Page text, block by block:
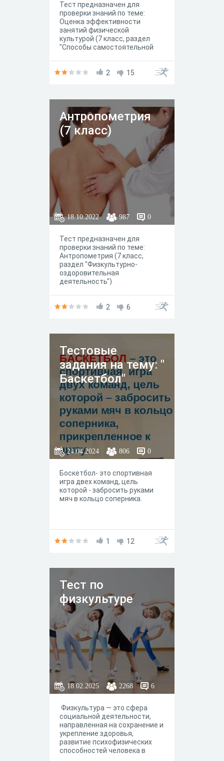
Тест предназначен для
проверки знаний по теме:
Оценка эффективности
занятий физической
культурой (7 класс, раздел
"Способы самостоятельной
2 15
Антропометрия
(7 класс)
18.10.2022 987 0
Тест предназначен для
проверки знаний по теме:
Антропометрия (7 класс,
раздел "Физкультурно-
оздоровительная
деятельность")
2 6
Тестовые
задания на тему: "
Баскетбол"
24.04.2024 806 0
Боскетбол- это спортивная
игра двех команд, цель
которой - забросить руками
мяч в кольцо соперника.
1 12
Тест по
физкультуре
18.02.2025 2268 6
Физкультура — это сфера
социальной деятельности,
направленная на сохранение и
укрепление здоровья,
развитие психофизических
способностей человека в